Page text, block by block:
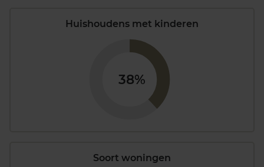
Huishoudens met kinderen
38%
Soort woningen